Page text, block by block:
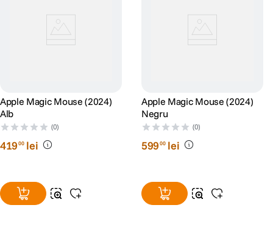
Apple Magic Mouse (2024)
Alb
(0)
41900 lei
Apple Magic Mouse (2024)
Negru
(0)
59900 lei